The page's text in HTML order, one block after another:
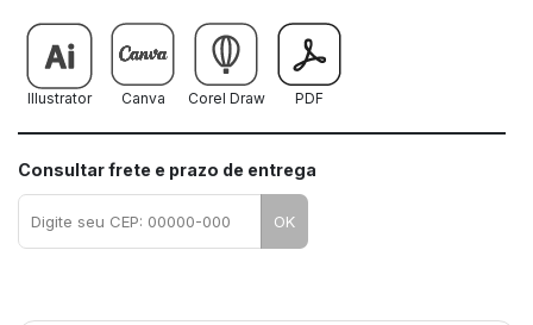
Illustrator Canva Corel Draw PDF
Consultar frete e prazo de entrega
OK